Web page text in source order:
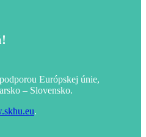
Európskej únie,
– Slovensko.
.